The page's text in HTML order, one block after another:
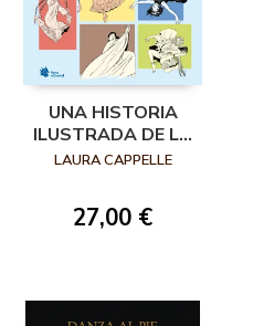
UNA HISTORIA
ILUSTRADA DE LA
DANZA
LAURA CAPPELLE
27,00 €